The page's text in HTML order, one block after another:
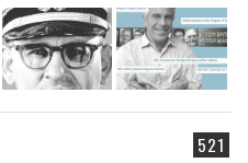
521